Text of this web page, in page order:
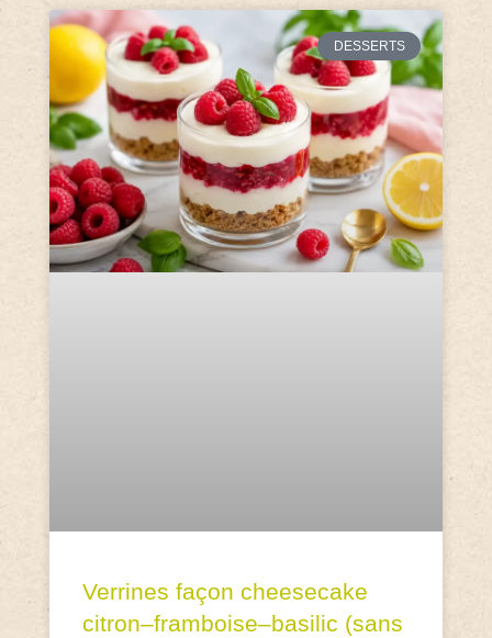
DESSERTS
Verrines façon cheesecake
citron–framboise–basilic (sans